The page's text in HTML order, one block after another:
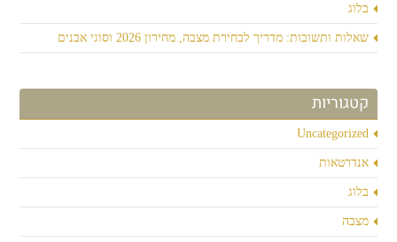
בלוג
שאלות ותשובות: מדריך לבחירת מצבה, מחירון 2026 וסוגי אבנים
קטגוריות
Uncategorized
אנדרטאות
בלוג
מצבה